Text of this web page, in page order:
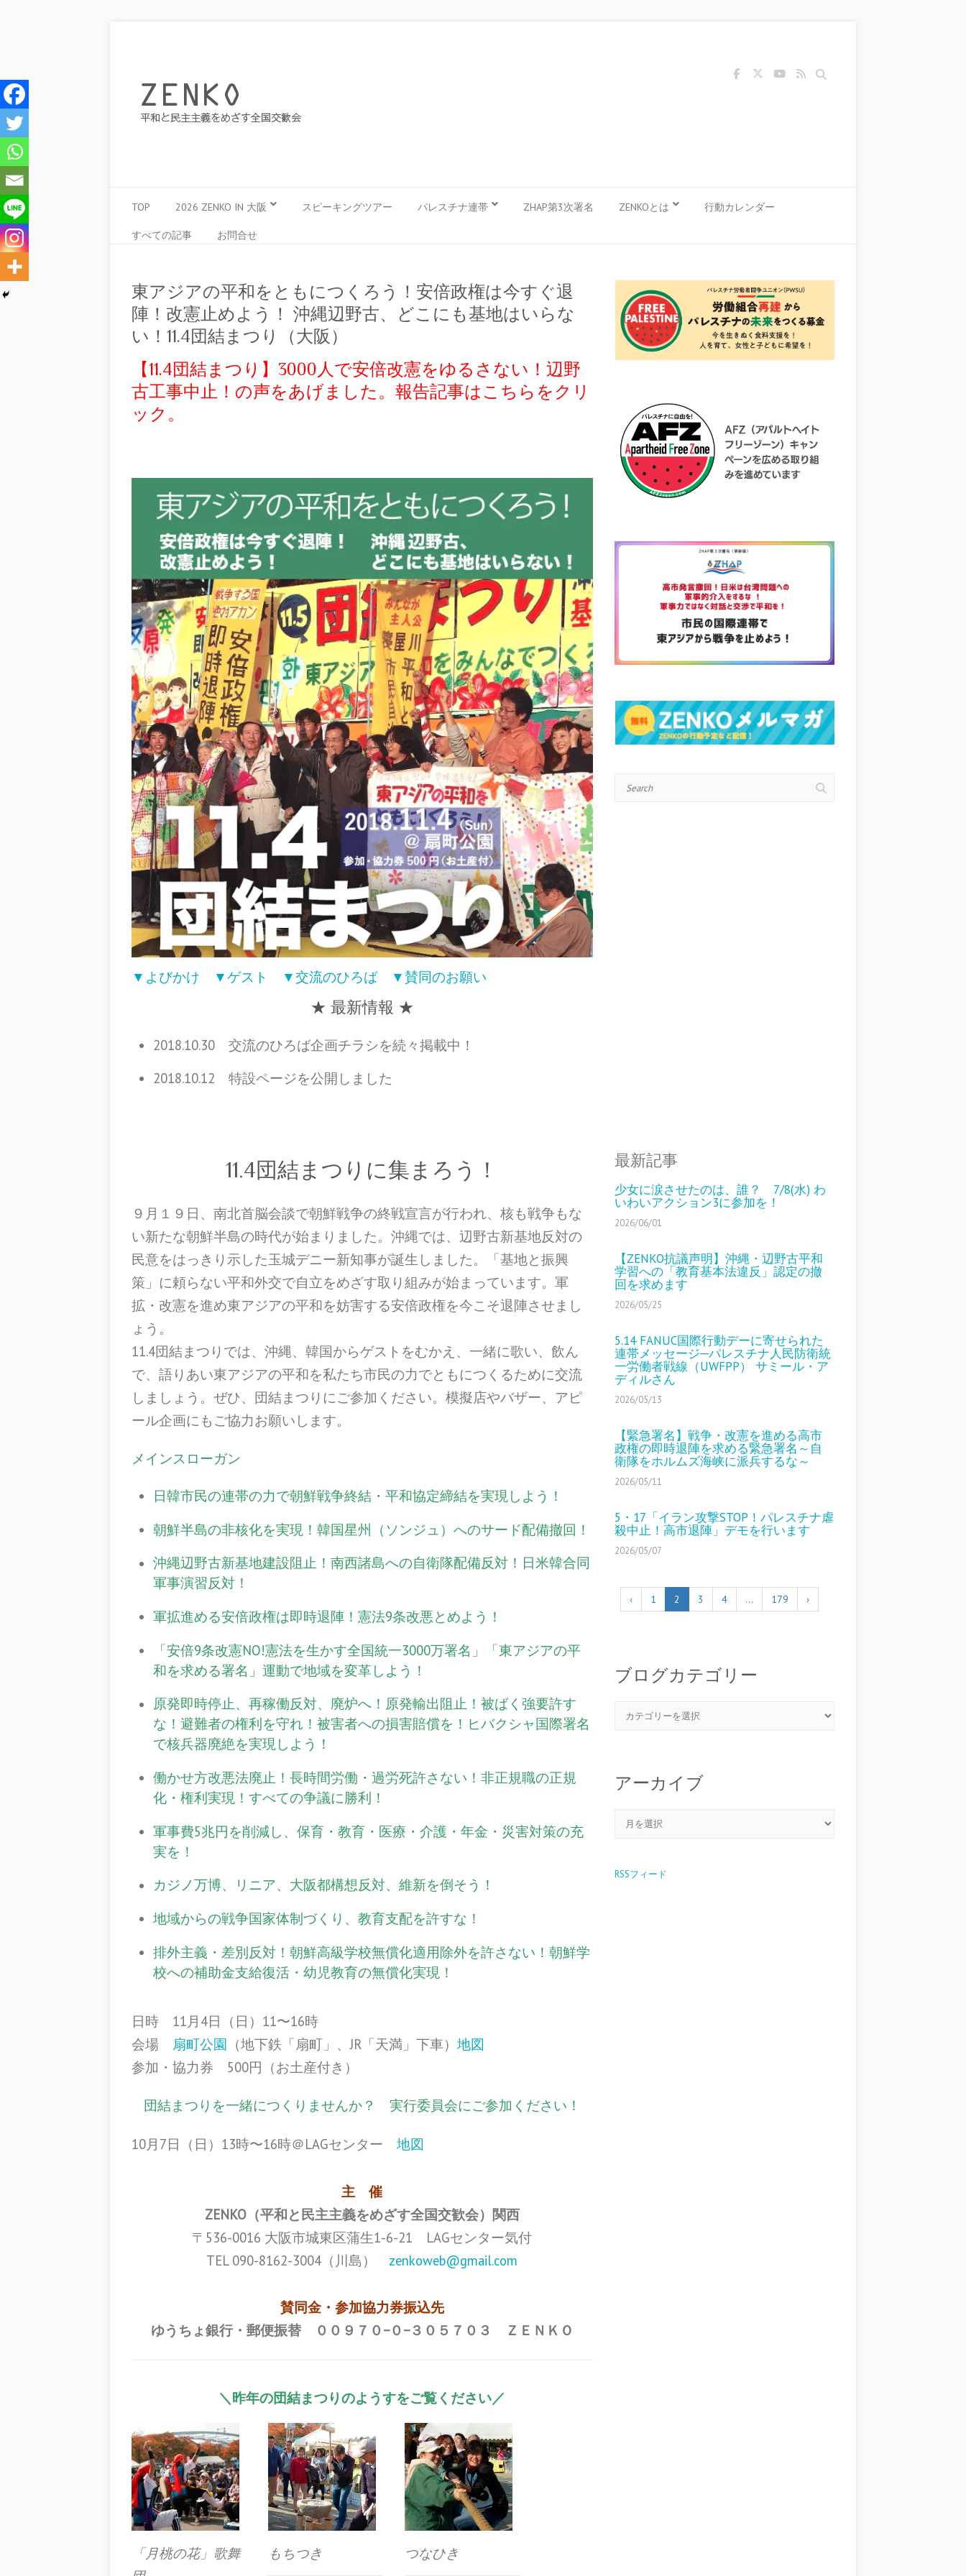
Search
TOP 2026 ZENKO IN 大阪 スピーキングツアー パレスチナ連帯 ZHAP第3次署名 ZENKOとは 行動カレンダー
すべての記事 お問合せ
東アジアの平和をともにつくろう！安倍政権は今すぐ退
陣！改憲止めよう！ 沖縄辺野古、どこにも基地はいらな
い！11.4団結まつり（大阪）
【11.4団結まつり】3000人で安倍改憲をゆるさない！辺野
古工事中止！の声をあげました。報告記事はこちらをクリ
ック。
▼よびかけ ▼ゲスト ▼交流のひろば ▼賛同のお願い
★ 最新情報 ★
2018.10.30 交流のひろば企画チラシを続々掲載中！
2018.10.12 特設ページを公開しました
11.4団結まつりに集まろう！
９月１９日、南北首脳会談で朝鮮戦争の終戦宣言が行われ、核も戦争もな
い新たな朝鮮半島の時代が始まりました。沖縄では、辺野古新基地反対の
民意をはっきり示した玉城デニー新知事が誕生しました。「基地と振興
策」に頼らない平和外交で自立をめざす取り組みが始まっています。軍
拡・改憲を進め東アジアの平和を妨害する安倍政権を今こそ退陣させまし
ょう。
11.4団結まつりでは、沖縄、韓国からゲストをむかえ、一緒に歌い、飲ん
で、語りあい東アジアの平和を私たち市民の力でともにつくるために交流
しましょう。ぜひ、 団結まつりにご参加ください。模擬店やバザー、 アピ
ール企画にもご協力お願いします。
メインスローガン
日韓市民の連帯の力で朝鮮戦争終結・平和協定締結を実現しよう ！
朝鮮半島の非核化を実現！韓国星州（ソンジュ）へのサード配備撤回！
沖縄辺野古新基地建設阻止！南西諸島への自衛隊配備反対！日米韓合同
軍事演習反対！
軍拡進める安倍政権は即時退陣！憲法9条改悪とめよう！
「安倍9条改憲NO!憲法を生かす全国統一3000万署名」「東アジアの平
和を求める署名」運動で地域を変革しよう！
原発即時停止、再稼働反対、廃炉へ！原発輸出阻止！被ばく強要許す
な！避難者の権利を守れ！被害者への損害賠償を！ヒバクシャ国際署名
で核兵器廃絶を実現しよう！
働かせ方改悪法廃止！長時間労働・過労死許さない！非正規職の正規
化・権利実現！すべての争議に勝利！
軍事費5兆円を削減し、保育・教育・医療・介護・年金・災害対策の充
実を！
カジノ万博、リニア、大阪都構想反対、維新を倒そう！
地域からの戦争国家体制づくり、教育支配を許すな！
排外主義・差別反対！朝鮮高級学校無償化適用除外を許さない！朝鮮学
校への補助金支給復活・幼児教育の無償化実現！
日時 11月4日（日）11〜16時
会場 扇町公園 （地下鉄「扇町」、JR「天満」下車） 地図
参加・協力券 500円（お土産付き）
団結まつりを一緒につくりませんか？ 実行委員会にご参加ください！
10月7日（日）13時〜16時＠LAGセンター 地図
主 催
ZENKO（平和と民主主義をめざす全国交歓会）関西
〒536-0016 大阪市城東区蒲生1-6-21 LAGセンター気付
TEL 090-8162-3004（川島） zenkoweb@gmail.com
賛同金・参加協力券振込先
ゆうちょ銀行・郵便振替 ００９７０−０−３０５７０３ ＺＥＮＫＯ
＼昨年の団結まつりのようすをご覧ください／
「月桃の花」歌舞
もちつき つなひき
最新記事
少女に涙させたのは、誰？ 7/8(水) わ
いわいアクション3に参加を！
2026/06/01
【ZENKO抗議声明】沖縄・辺野古平和
学習への「教育基本法違反」認定の撤
回を求めます
2026/05/25
5.14 FANUC国際行動デーに寄せられた
連帯メッセージ─パレスチナ人民防衛統
一労働者戦線（UWFPP） サミール・ア
ディルさん
2026/05/13
【緊急署名】戦争・改憲を進める高市
政権の即時退陣を求める緊急署名～自
衛隊をホルムズ海峡に派兵するな～
2026/05/11
5・17「イラン攻撃STOP！パレスチナ虐
殺中止！高市退陣」デモを行います
2026/05/07
‹ 1 2 3 4 … 179 ›
ブログカテゴリー
アーカイブ
RSSフィード